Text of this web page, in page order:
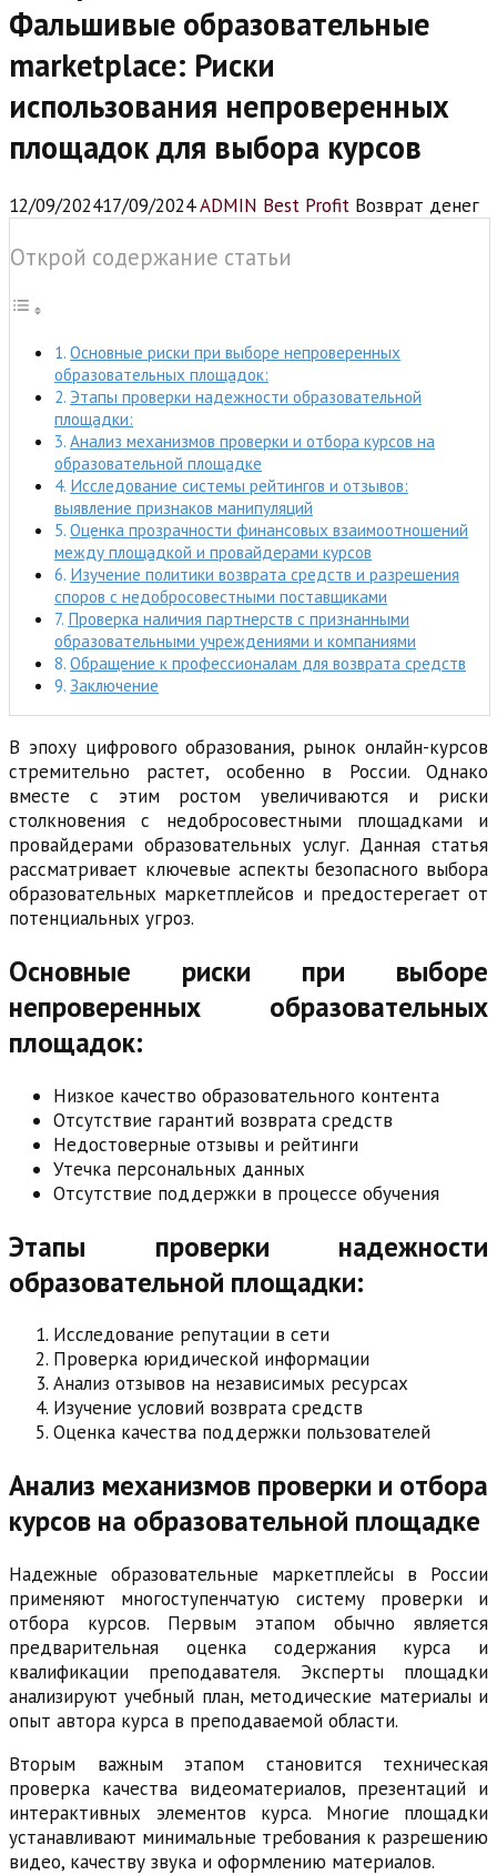
Фальшивые образовательные
marketplace: Риски
использования непроверенных
площадок для выбора курсов
12/09/202417/09/2024ADMIN Best Profit Возврат денег
Открой содержание статьи
Основные риски при выборе непроверенных
образовательных площадок:
Этапы проверки надежности образовательной
площадки:
Анализ механизмов проверки и отбора курсов на
образовательной площадке
Исследование системы рейтингов и отзывов:
выявление признаков манипуляций
Оценка прозрачности финансовых взаимоотношений
между площадкой и провайдерами курсов
Изучение политики возврата средств и разрешения
споров с недобросовестными поставщиками
Проверка наличия партнерств с признанными
образовательными учреждениями и компаниями
Обращение к профессионалам для возврата средств
Заключение
В эпоху цифрового образования, рынок онлайн-курсов
стремительно растет, особенно в России. Однако
вместе с этим ростом увеличиваются и риски
столкновения с недобросовестными площадками и
провайдерами образовательных услуг. Данная статья
рассматривает ключевые аспекты безопасного выбора
образовательных маркетплейсов и предостерегает от
потенциальных угроз.
Основные риски при выборе
непроверенных образовательных
площадок:
Низкое качество образовательного контента
Отсутствие гарантий возврата средств
Недостоверные отзывы и рейтинги
Утечка персональных данных
Отсутствие поддержки в процессе обучения
Этапы проверки надежности
образовательной площадки:
Исследование репутации в сети
Проверка юридической информации
Анализ отзывов на независимых ресурсах
Изучение условий возврата средств
Оценка качества поддержки пользователей
Анализ механизмов проверки и отбора
курсов на образовательной площадке
Надежные образовательные маркетплейсы в России
применяют многоступенчатую систему проверки и
отбора курсов. Первым этапом обычно является
предварительная оценка содержания курса и
квалификации преподавателя. Эксперты площадки
анализируют учебный план, методические материалы и
опыт автора курса в преподаваемой области.
Вторым важным этапом становится техническая
проверка качества видеоматериалов, презентаций и
интерактивных элементов курса. Многие площадки
устанавливают минимальные требования к разрешению
видео, качеству звука и оформлению материалов.